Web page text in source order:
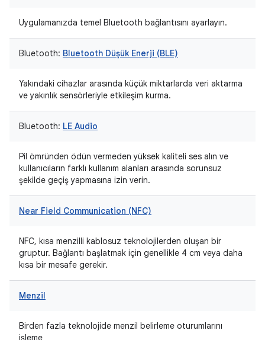
Uygulamanızda temel Bluetooth bağlantısını ayarlayın.
Bluetooth: Bluetooth Düşük Enerji (BLE)
Yakındaki cihazlar arasında küçük miktarlarda veri aktarma
ve yakınlık sensörleriyle etkileşim kurma.
Bluetooth: LE Audio
Pil ömründen ödün vermeden yüksek kaliteli ses alın ve
kullanıcıların farklı kullanım alanları arasında sorunsuz
şekilde geçiş yapmasına izin verin.
Near Field Communication (NFC)
NFC, kısa menzilli kablosuz teknolojilerden oluşan bir
gruptur. Bağlantı başlatmak için genellikle 4 cm veya daha
kısa bir mesafe gerekir.
Menzil
Birden fazla teknolojide menzil belirleme oturumlarını
işleme